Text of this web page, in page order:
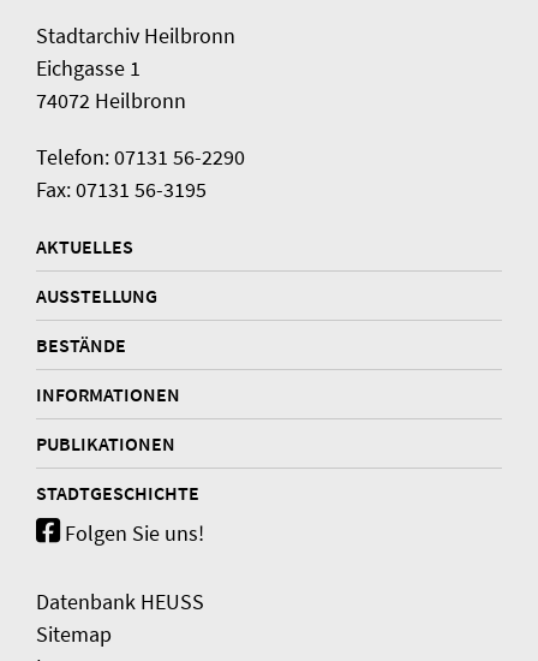
Stadtarchiv Heilbronn
Eichgasse 1
74072 Heilbronn
Telefon: 07131 56-2290
Fax: 07131 56-3195
AKTUELLES
AUSSTELLUNG
BESTÄNDE
INFORMATIONEN
PUBLIKATIONEN
STADTGESCHICHTE
Folgen Sie uns!
Datenbank HEUSS
Sitemap